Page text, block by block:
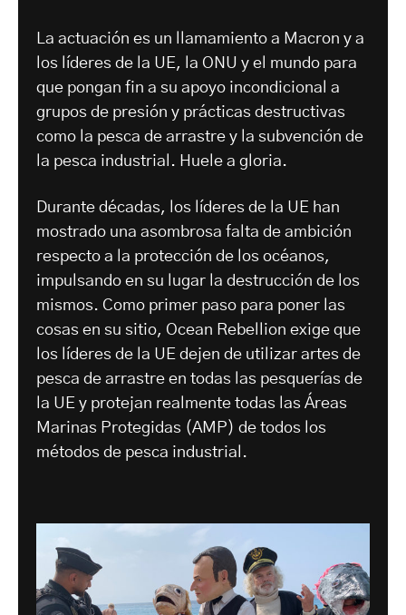
La actuación es un llamamiento a Macron y a
los líderes de la UE, la ONU y el mundo para
que pongan fin a su apoyo incondicional a
grupos de presión y prácticas destructivas
como la pesca de arrastre y la subvención de
la pesca industrial. Huele a gloria.
Durante décadas, los líderes de la UE han
mostrado una asombrosa falta de ambición
respecto a la protección de los océanos,
impulsando en su lugar la destrucción de los
mismos. Como primer paso para poner las
cosas en su sitio, Ocean Rebellion exige que
los líderes de la UE dejen de utilizar artes de
pesca de arrastre en todas las pesquerías de
la UE y protejan realmente todas las Áreas
Marinas Protegidas (AMP) de todos los
métodos de pesca industrial.